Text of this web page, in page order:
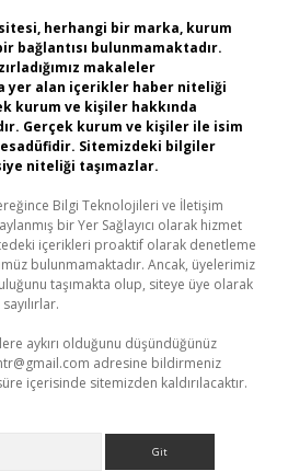
herhangi bir marka, kurum
bağlantısı bulunmamaktadır.
makaleler
yer alan içerikler haber niteliği
kurum ve kişiler hakkında
Gerçek kurum ve kişiler ile isim
Sitemizdeki bilgiler
niteliği taşımazlar.
Bilgi Teknolojileri ve İletişim
bir Yer Sağlayıcı olarak hizmet
içerikleri proaktif olarak denetleme
bulunmamaktadır. Ancak, üyelerimiz
taşımakta olup, siteye üye olarak
aykırı olduğunu düşündüğünüz
adresine bildirmeniz
içerisinde sitemizden kaldırılacaktır.